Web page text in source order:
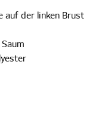
auf der linken Brust